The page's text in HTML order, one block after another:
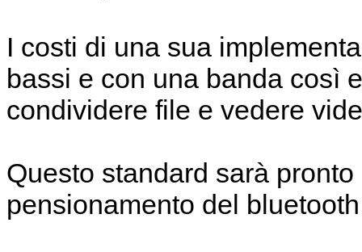
I costi di una sua
bassi e con una banda così
condividere file e vedere
Questo standard sarà
pensionamento del